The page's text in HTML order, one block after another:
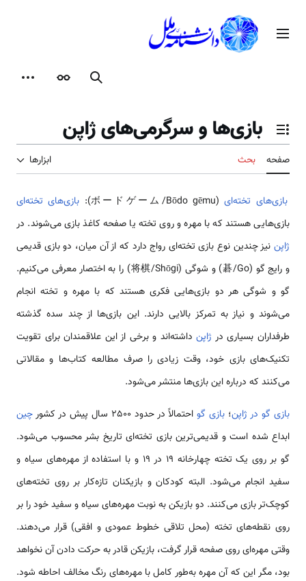
محتوامنوی اصلی
جستجوظاهر
تغییر وضعیت فهرست محتویات
بازی‌ها و سرگرمی‌های ژاپن
صفحه بحث ابزارها
بازی‌های تخته‌ای(ボードゲーム/Bōdo gēmu):
بازی‌های تخته‌ای
بازی‌هایی هستند که با مهره و روی تخته یا صفحه کاغذ بازی می‌شوند. در
ژاپن نیز چندین نوع بازی تخته‌ای رواج دارد که از آن میان، دو بازی قدیمی
و رایج گو (碁/Go) و شوگی (将棋/Shōgi) را به اختصار معرفی می‌کنیم.
گو و شوگی هر دو بازی‌هایی فکری هستند که با مهره و تخته انجام
می‌شوند و نیاز به تمرکز بالایی دارند. این بازی‌ها از چند سده گذشته
طرفداران بسیاری در ژاپنداشته‌اند و برخی از این علاقمندان برای تقویت
تکنیک‌های بازی خود، وقت زیادی را صرف مطالعه کتاب‌ها و مقالاتی
می‌کنند که درباره این بازی‌ها منتشر می‌شود.
بازی گو در ژاپن؛ بازی گواحتمالاً در حدود 2500 سال پیش در کشور
چین
ابداع شده است و قدیمی‌ترین بازی تخته‌ای تاریخ بشر محسوب می‌شود.
گو بر روی یک تخته چهارخانه 19 در 19 و با استفاده از مهره‌های سیاه و
سفید انجام می‌شود. البته کودکان و بازیکنان تازه‌کار بر روی تخته‌های
کوچک‌تر بازی می‌کنند. دو بازیکن به نوبت مهره‌های سیاه و سفید خود را بر
روی نقطه‌های تخته (محل تلاقی خطوط عمودی و افقی) قرار می‌دهند.
وقتی مهر‌ه‌ای روی صفحه قرار گرفت، بازیکن قادر به حرکت دادن آن نخواهد
بود، مگر این که آن مهره به‌طور کامل با مهره‌های رنگ مخالف احاطه شود.